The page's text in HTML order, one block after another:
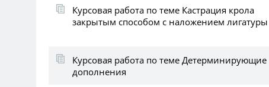
Курсовая работа по теме Кастрация крола
закрытым способом c наложением лигатуры
Курсовая работа по теме Детерминирующие
дополнения